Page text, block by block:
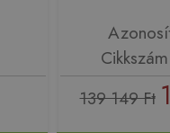
139 149 Ft